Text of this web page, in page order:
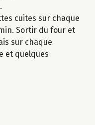
cuites sur chaque
Sortir du four et
sur chaque
et quelques